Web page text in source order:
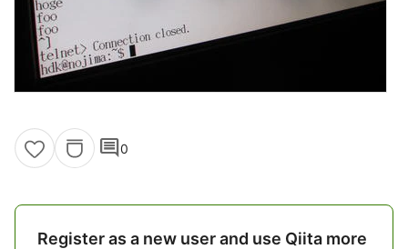
comment0
Register as a new user and use Qiita more